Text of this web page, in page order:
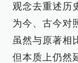
观念去重述历
为今、古今对
虽然与原著相
但本质上仍然